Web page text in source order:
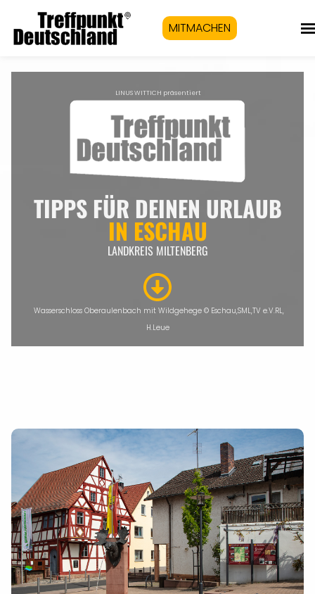
MITMACHEN
LINUS WITTICH präsentiert
TIPPS FÜR DEINEN URLAUB
IN ESCHAU
LANDKREIS MILTENBERG
Wasserschloss Oberaulenbach mit Wildgehege © Eschau,SML,TV e.V.RL,
H.Leue